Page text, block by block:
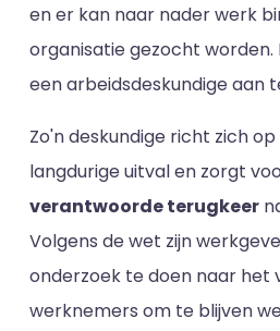
en er kan naar nader werk
organisatie gezocht
een arbeidsdeskundige aan
Zo'n deskundige richt zich
langdurige uitval en zorgt
verantwoorde terugkeer
Volgens de wet zijn
onderzoek te doen naar het
werknemers om te blijven